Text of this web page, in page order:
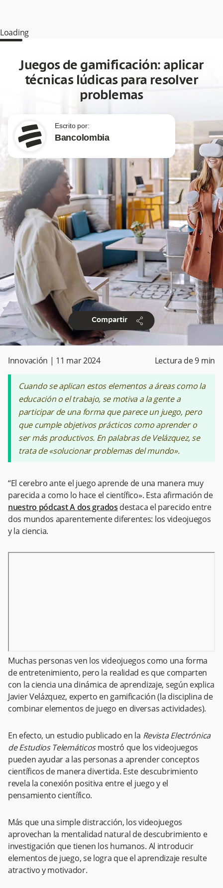
Loading
Juegos de gamificación: aplicar
técnicas lúdicas para resolver
problemas
Escrito por:
Bancolombia
Compartir share
Innovación | 11 mar 2024 Lectura de9 min
Cuando se aplican estos elementos a áreas como la
educación o el trabajo, se motiva a la gente a
participar de una forma que parece un juego, pero
que cumple objetivos prácticos como aprender o
ser más productivos. En palabras de Velázquez, se
trata de «solucionar problemas del mundo».
“El cerebro ante el juego aprende de una manera muy
parecida a como lo hace el científico». Esta afirmación de
nuestro pódcastA dos grados destaca el parecido entre
dos mundos aparentemente diferentes: los videojuegos
y la ciencia.
Muchas personas ven los videojuegos como una forma
de entretenimiento, pero la realidad es que comparten
con la ciencia una dinámica de aprendizaje, según explica
Javier Velázquez, experto en gamificación (la disciplina de
combinar elementos de juego en diversas actividades).
En efecto, un estudio publicado en la Revista Electrónica
de Estudios Telemáticosmostró que los videojuegos
pueden ayudar a las personas a aprender conceptos
científicos de manera divertida. Este descubrimiento
revela la conexión positiva entre el juego y el
pensamiento científico.
Más que una simple distracción, los videojuegos
aprovechan la mentalidad natural de descubrimiento e
investigación que tienen los humanos. Al introducir
elementos de juego, se logra que el aprendizaje resulte
atractivo y motivador.